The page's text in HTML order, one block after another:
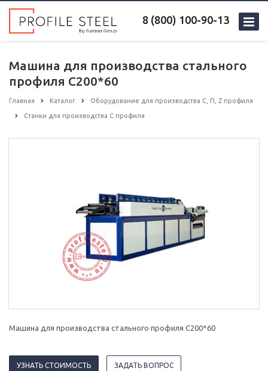
8 (800) 100-90-13
Машина для производства стального
профиля C200*60
Главная Каталог Оборудование для производства С, П, Z профиля
Станки для производства С профиля
Машина для производства стального профиля C200*60
УЗНАТЬ СТОИМОСТЬ ЗАДАТЬ ВОПРОС